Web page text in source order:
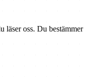
läser oss. Du bestämmer